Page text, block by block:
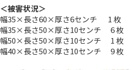
＜被害状況＞
幅35×長さ60×厚さ6センチ 1 枚
幅35×長さ50×厚さ10センチ 6 枚
幅50×長さ50×厚さ10センチ 1 枚
幅40×長さ50×厚さ10センチ 9 枚